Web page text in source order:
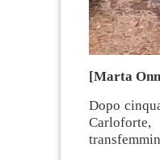
[Marta
Dopo